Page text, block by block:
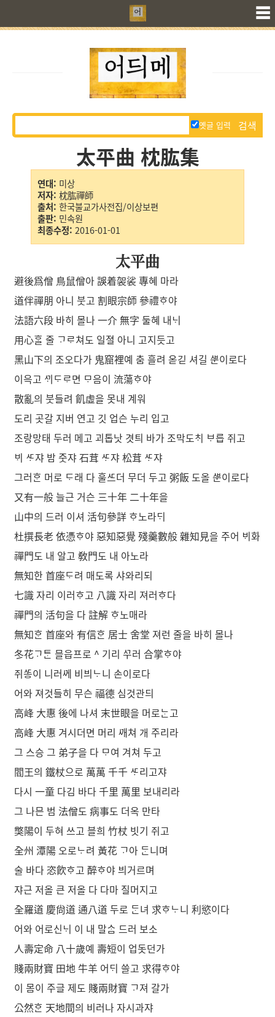
☰
옛글 입력
太平曲 枕肱集
연대: 미상
저자: 枕肱禪師
출처: 한국불교가사전집/이상보편
출판: 민속원
최종수정: 2016-01-01
太平曲
避後爲僧 鳥鼠僧아 誤着袈裟 專혜 마라
道伴禪朋 아니 붓고 割眼宗師 參禮ᄒᆞ야
法語六段 바히 몰나 一介 無字 둘혜 내ᄂᆡ
用心ᄒᆞᆯ 줄 ᄀᆞᄅᆞ쳐도 일졀 아니 고지듯고
黑山下의 조오다가 鬼窟裡예 춤 흘려 옫긷 셔길 ᄲᅮᆫ이로다
이윽고 ᄭᆡᄃᆞᄅᆞ면 ᄆᆞ음이 流蕩ᄒᆞ야
散亂의 붓들려 飢虛을 못내 계워
도리 곳갈 지버 연고 깃 업슨 누리 입고
조랑망태 두러 메고 괴톱낫 겻틔 바가 조막도ᄎᆡ ᄇᆞ릅 쥐고
ᄇᆡ ᄯᆞ쟈 밤 줏쟈 石茸 ᄯᆞ쟈 松茸 ᄯᆞ쟈
그러ᄒᆞᆫ 머로 ᄃᆞ래 다 훌ᄯᅳ더 무더 두고 粥飯 도올 ᄲᅮᆫ이로다
又有一般 늘근 거슨 三十年 二十年을
山中의 드러 이셔 活句參詳 ᄒᆞ노라ᄃᆡ
杜撰長老 依憑ᄒᆞ야 惡知惡覺 殘羹數般 雜知見을 주어 ᄇᆡ화
禪門도 내 알고 敎門도 내 아노라
無知한 首座ᄃᆞ려 매도록 샤와리되
七識 자리 이러ᄒᆞ고 八識 자리 져러ᄒᆞ다
禪門의 活句을 다 註解 ᄒᆞ노매라
無知ᄒᆞᆫ 首座와 有信ᄒᆞᆫ 居士 舍堂 져런 줄을 바히 몰나
冬花ᄀᆞᄐᆞᆫ 믈읍프로 ^ 기리 ᄭᅮ러 合掌ᄒᆞ야
쥐ᄯᅩᆼ이 니러ᄭᅦ 비븨ᄂᆞ니 손이로다
어와 져것들히 무슨 福德 심것관듸
高峰 大惠 後에 나셔 末世眼을 머로ᄂᆞᆫ고
高峰 大惠 겨시더면 머리 ᄭᅢ쳐 개 주리라
그 스승 그 弟子을 다 ᄆᆞ여 겨쳐 두고
閻王의 鐵杖으로 萬萬 千千 ᄯᆞ리고쟈
다시 一童 다김 바다 千里 萬里 보내리라
그 나믄 범 法僧도 病事도 더옥 만타
獘陽이 두혀 쓰고 블희 竹杖 빗기 쥐고
全州 潭陽 오로ᄂᆞ려 黃花 ᄀᆞ아 ᄃᆞᆫ니며
술 바다 恣飮ᄒᆞ고 醉ᄒᆞ야 븨거르며
쟈근 저올 큰 저올 다 다마 질머지고
全羅道 慶尙道 通八道 두로 ᄃᆞᆫ녀 求ᄒᆞᄂᆞ니 利慾이다
어와 어로신ᄂᆡ 이 내 말ᄉᆞᆷ 드러 보소
人壽定命 八十歲예 壽短이 업돗던가
賤兩財寶 田地 牛羊 어ᄃᆡ 쓸고 求得ᄒᆞ야
이 몸이 주글 제도 賤兩財寶 ᄀᆞ져 갈가
公然ᄒᆞᆫ 天地間의 비러나 자시과쟈